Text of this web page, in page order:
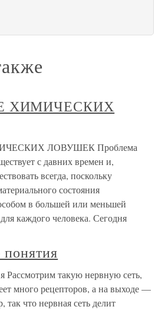
ХИМИЧЕСКИХ
ЛОВУШЕК Проблема
с давних времен и,
всегда, поскольку
состояния
в большей или меньшей
каждого человека. Сегодня
Рассмотрим такую нервную сеть,
много рецепторов, а на выходе —
так что нервная сеть делит